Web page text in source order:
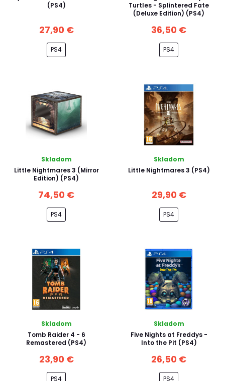
(PS4)
27,90 €
PS4
Turtles - Splintered Fate
(Deluxe Edition) (PS4)
36,50 €
PS4
Skladom
Little Nightmares 3 (Mirror
Edition) (PS4)
74,50 €
PS4
Skladom
Little Nightmares 3 (PS4)
29,90 €
PS4
Skladom
Tomb Raider 4 - 6
Remastered (PS4)
23,90 €
PS4
Skladom
Five Nights at Freddys -
Into the Pit (PS4)
26,50 €
PS4